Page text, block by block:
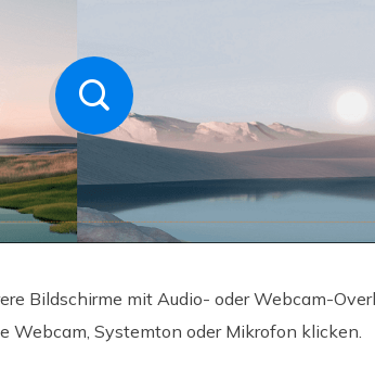
Bildschirme mit Audio- oder Webcam-
Webcam, Systemton oder Mikrofon klicken.